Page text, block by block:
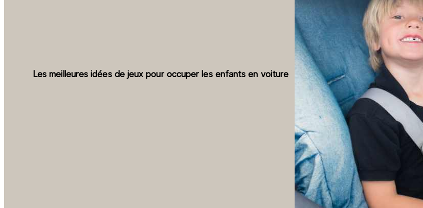
Les meilleures idées de jeux pour occuper les enfants en voiture